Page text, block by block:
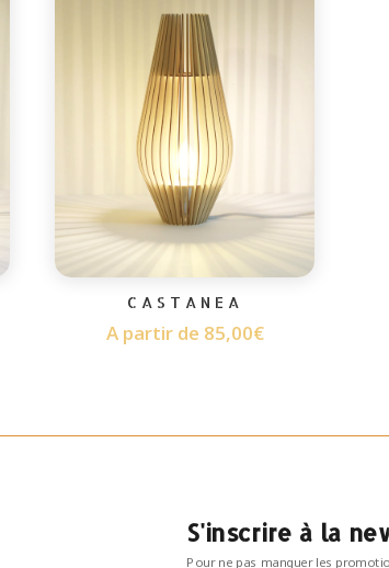
CASTANEA
A partir de 85,00€
S'inscrire à la
Pour ne pas manquer les